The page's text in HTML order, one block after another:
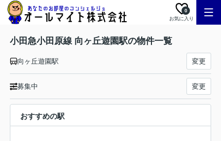
お気に入り
0
小田急小田原線 向ヶ丘遊園駅の物件一覧
向ヶ丘遊園駅 変更
募集中 変更
おすすめの駅